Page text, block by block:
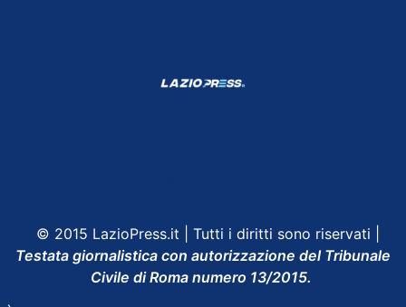
© 2015 LazioPress.it | Tutti i diritti sono riservati |
Testata giornalistica con autorizzazione del Tribunale
Civile di Roma numero 13/2015.